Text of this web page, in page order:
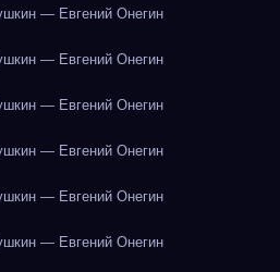
— Евгений Онегин
— Евгений Онегин
— Евгений Онегин
— Евгений Онегин
— Евгений Онегин
— Евгений Онегин